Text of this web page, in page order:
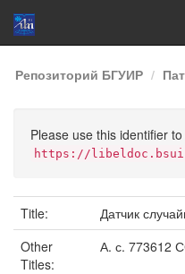
Skip
navigation
Репозиторий БГУИР
Please use this identifier
https://
Title:
Датчик
Other
Titles:
А. с. 773612